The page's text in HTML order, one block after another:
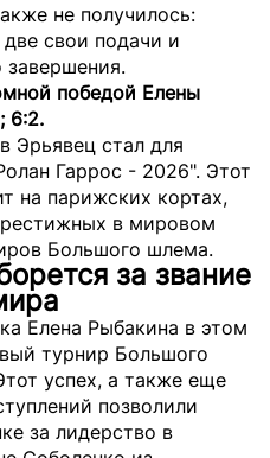
не получилось:
свои подачи и
завершения.
победой Елены
6:2.
Эрьявец стал для
Гаррос - 2026". Этот
на парижских кортах,
в мировом
Большого шлема.
за звание
Елена Рыбакина в этом
турнир Большого
успех, а также еще
позволили
за лидерство в